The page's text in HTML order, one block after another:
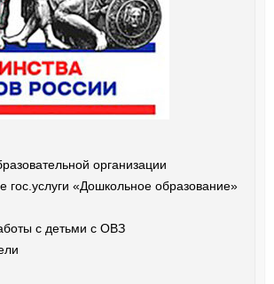
организации
гос.услуги «Дошкольное образование»
с детьми с ОВЗ